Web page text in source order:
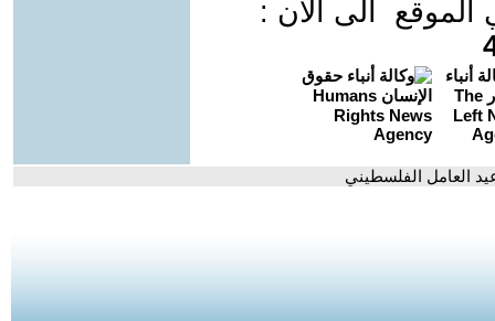
الى الان :
العامل الفلسطيني